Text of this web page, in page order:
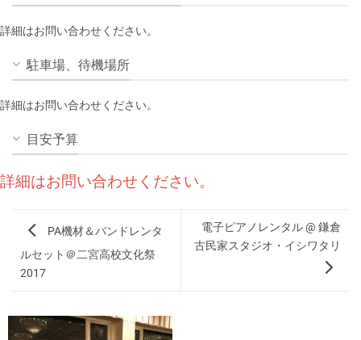
詳細はお問い合わせください。
駐車場、待機場所
詳細はお問い合わせください。
目安予算
詳細はお問い合わせください。
PA機材＆バンドレンタ
ルセット＠二宮高校文化祭
2017
電子ピアノレンタル @ 鎌倉
古民家スタジオ・イシワタリ